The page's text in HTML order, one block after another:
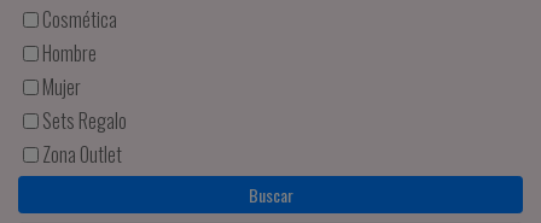
Cosmética
Hombre
Mujer
Sets Regalo
Zona Outlet